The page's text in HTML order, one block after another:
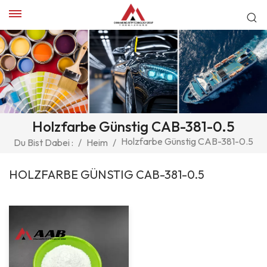
Holzfarbe Günstig CAB-381-0.5
Du Bist Dabei : / Heim / Holzfarbe Günstig CAB-381-0.5
HOLZFARBE GÜNSTIG CAB-381-0.5